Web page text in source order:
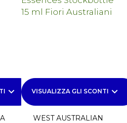
keyboard_arrow_down VISUALIZZA GLI SCONTI keyboard_arrow_down
WEST AUSTRALIAN